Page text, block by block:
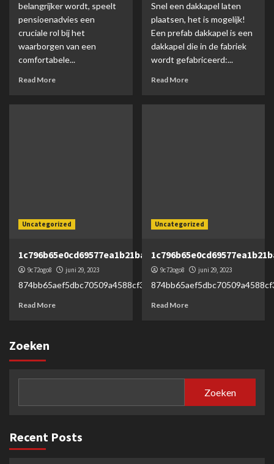
belangrijker wordt, speelt
pensioenadvies een
cruciale rol bij het
waarborgen van een
comfortabele...
Read More
Snel een dakkapel laten
plaatsen, het is mogelijk!
Een prefab dakkapel is een
dakkapel die in de fabriek
wordt gefabriceerd:...
Read More
Uncategorized
1c796b65e0cd69577ea1b21ba50cc90c
9c72ogo8 juni 29, 2023
874bb65aef5dbc70509a4588cf334ed8
Read More
Uncategorized
9c72ogo8 juni 29, 2023
Read More
Zoeken
Zoeken
Recent Posts